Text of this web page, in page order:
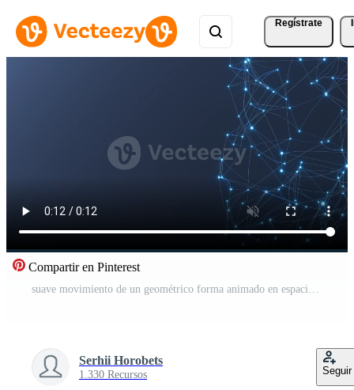
Regístrate
Compartir en Pinterest
suave movimiento de un geométrico forma animado en espacio en el formar de un molecular enrejado. Vídeo Pro
Serhii Horobets
1.330 Recursos Seguir